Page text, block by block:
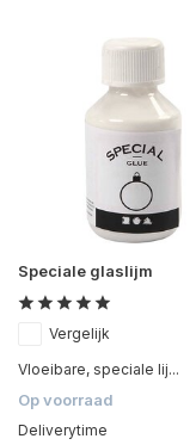
Speciale glaslijm
Vergelijk
Vloeibare, speciale lij...
Op voorraad
Deliverytime